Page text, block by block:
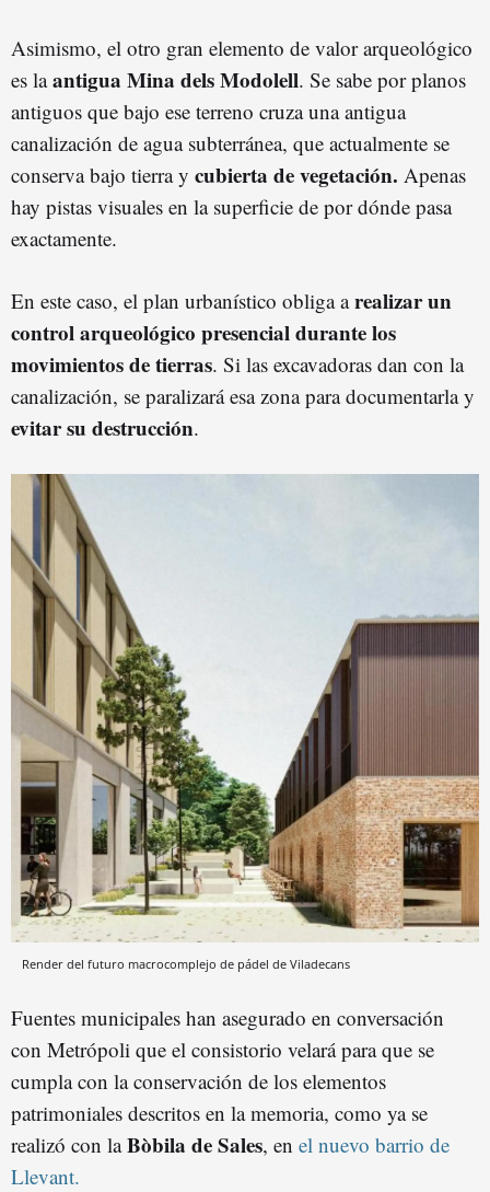
Asimismo, el otro gran elemento de valor arqueológico
es laantigua Mina dels Modolell. Se sabe por planos
antiguos que bajo ese terreno cruza una antigua
canalización de agua subterránea, que actualmente se
conserva bajo tierra y cubierta de vegetación. Apenas
hay pistas visuales en la superficie de por dónde pasa
exactamente.
En este caso, el plan urbanístico obliga arealizar un
control arqueológico presencial durante los
movimientos de tierras. Si las excavadoras dan con la
canalización, se paralizará esa zona para documentarla y
evitar su destrucción.
Render del futuro macrocomplejo de pádel de Viladecans
Fuentes municipales han asegurado en conversación
con Metrópoli que el consistorio velará para que se
cumpla con la conservación de los elementos
patrimoniales descritos en la memoria, como ya se
realizó con laBòbila de Sales, en el nuevo barrio de
Llevant.